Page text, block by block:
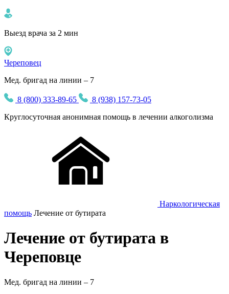
Выезд врача за 2 мин
Череповец
Мед. бригад на линии – 7
8 (800) 333-89-65
8 (938) 157-73-05
Круглосуточная анонимная помощь в лечении алкоголизма
Наркологическая
помощь Лечение от бутирата
Лечение от бутирата в
Череповце
Мед. бригад на линии – 7